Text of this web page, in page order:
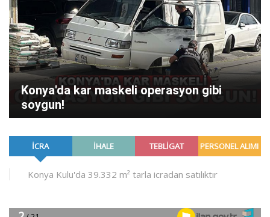
Konya'da kar maskeli operasyon gibi
soygun!